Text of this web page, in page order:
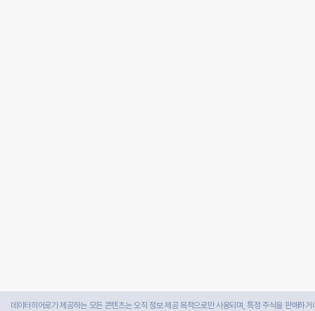
데이터히어로가 제공하는 모든 콘텐츠는 오직 정보 제공 목적으로만 사용되며, 특정 주식을 판매하